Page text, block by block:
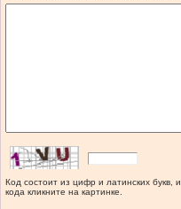
Код состоит из цифр и латинских букв,
кода кликните на картинке.